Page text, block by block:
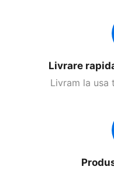
Livrare
Livram la usa